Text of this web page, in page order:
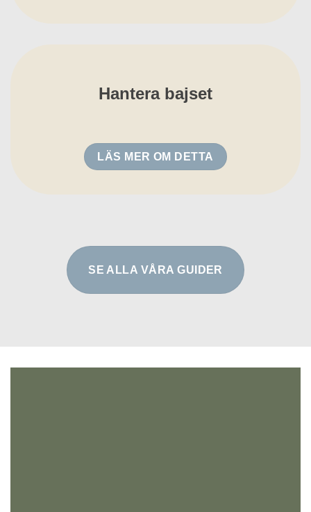
Hantera bajset
LÄS MER OM DETTA
SE ALLA VÅRA GUIDER